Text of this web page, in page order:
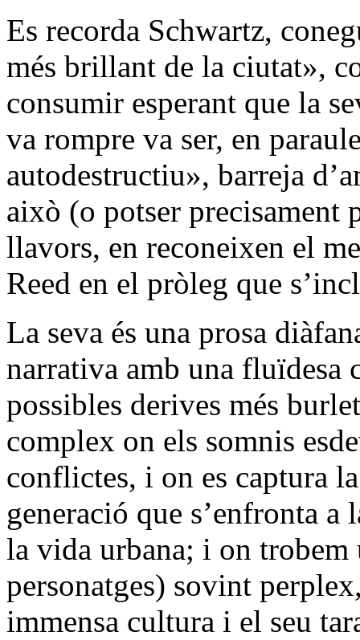
Es recorda Schwartz,
més brillant de la ciutat»,
consumir esperant que la
va rompre va ser, en
autodestructiu», barreja
això (o potser precisament
llavors, en reconeixen el
Reed en el pròleg que
La seva és una prosa
narrativa amb una fluïdesa
possibles derives més
complex on els somnis
conflictes, i on es captura
generació que s’enfronta
la vida urbana; i on trobem
personatges) sovint
immensa cultura i el seu